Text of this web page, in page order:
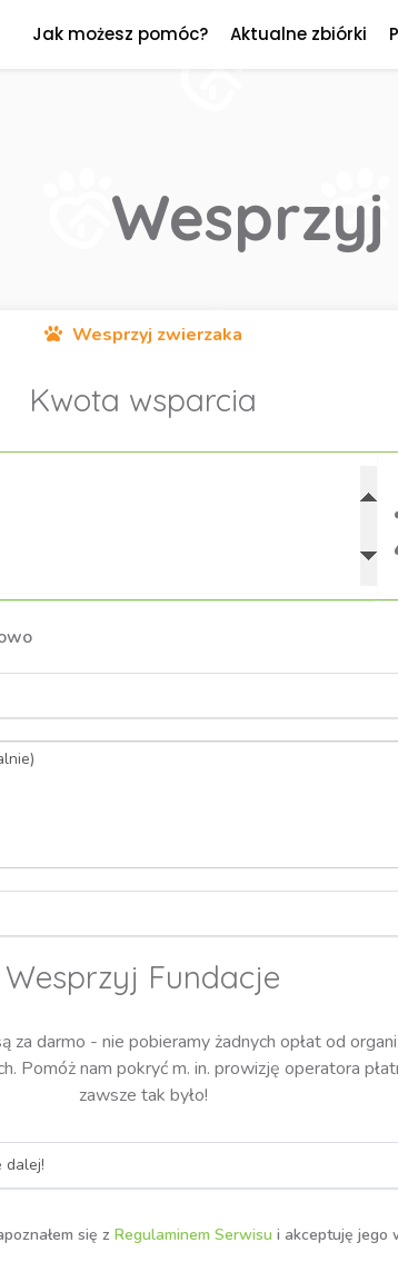
Jak możesz pomóc? Aktualne zbiórki
Wesprzyj zwierzaka
Kwota wsparcia
Wesprzyj Fundacje
za darmo - nie pobieramy żadnych opłat od
Pomóż nam pokryć m. in. prowizję operatora
zawsze tak było!
dalej!
się z Regulaminem Serwisu i akceptuję jego